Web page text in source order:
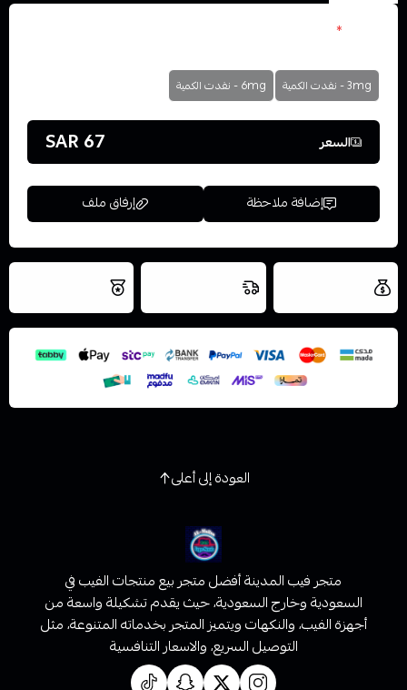
*
3mg - نفدت الكمية 6mg - نفدت الكمية
السعر 67 SAR
إضافة ملاحظة إرفاق ملف
اسحب و افلت الملف هنا
استعراض
نتميز بلجودة
العودة إلى أعلى
متجر فيب المدينة أفضل متجر بيع منتجات الفيب في
السعودية وخارج السعودية، حيث يقدم تشكيلة واسعة من
أجهزة الفيب، والنكهات ويتميز المتجر بخدماته المتنوعة، مثل
التوصيل السريع، والاسعار التنافسية